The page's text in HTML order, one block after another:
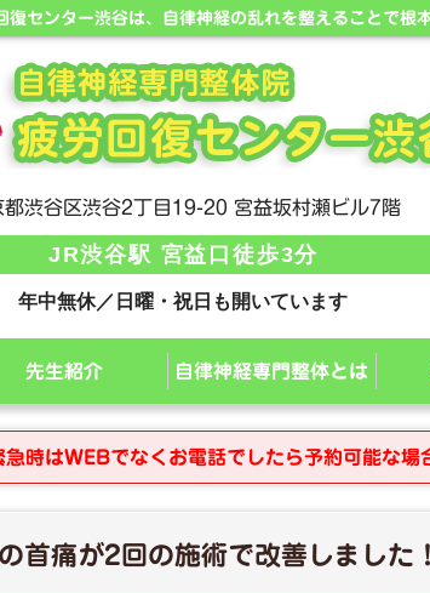
センター渋谷は、自律神経の乱れを整えることで根
都渋谷区渋谷2丁目19-20 宮益坂村瀬ビル7階
JR渋谷駅 宮益口徒歩3分
年中無休／日曜・祝日も開いています
先生紹介 自律神経専門整体とは
時はWEBでなくお電話でしたら予約可能な場
首痛が2回の施術で改善しました！